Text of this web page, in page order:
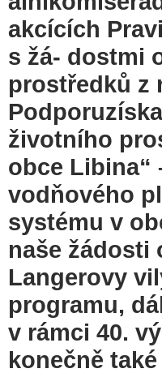
akcících
s žá- dostmi
prostředků z
životního
obce Libina“
vodňového
systému v
naše žádosti
Langerovy
programu,
v rámci 40.
konečně